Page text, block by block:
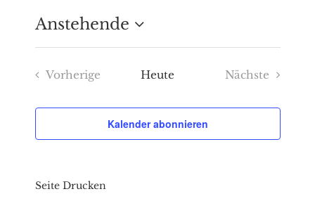
Anstehende
Datum
wählen.
Vorherige
Heute
Nächste
Kalender abonnieren
Seite Drucken